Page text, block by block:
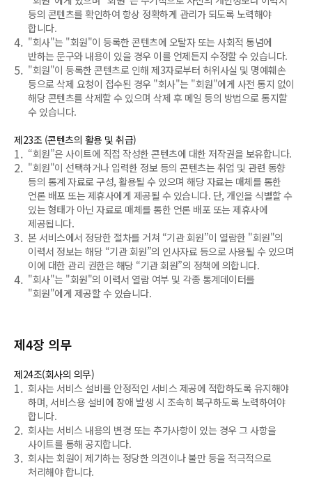
등의 콘텐츠를 확인하여 항상 정확하게 관리가 되도록 노력해야
합니다.
4. "회사"는 "회원"이 등록한 콘텐츠에 오탈자 또는 사회적 통념에
반하는 문구와 내용이 있을 경우 이를 언제든지 수정할 수 있습니다.
5. "회원"이 등록한 콘텐츠로 인해 제3자로부터 허위사실 및 명예훼손
등으로 삭제 요청이 접수된 경우 "회사"는 "회원"에게 사전 통지 없이
해당 콘텐츠를 삭제할 수 있으며 삭제 후 메일 등의 방법으로 통지할
수 있습니다.
제23조 (콘텐츠의 활용 및 취급)
1. “회원”은 사이트에 직접 작성한 콘텐츠에 대한 저작권을 보유합니다.
2. "회원"이 선택하거나 입력한 정보 등의 콘텐츠는 취업 및 관련 동향
등의 통계 자료로 구성, 활용될 수 있으며 해당 자료는 매체를 통한
언론 배포 또는 제휴사에게 제공될 수 있습니다. 단, 개인을 식별할 수
있는 형태가 아닌 자료로 매체를 통한 언론 배포 또는 제휴사에
제공됩니다.
3. 본 서비스에서 정당한 절차를 거쳐 “기관 회원”이 열람한 "회원"의
이력서 정보는 해당 “기관 회원”의 인사자료 등으로 사용될 수 있으며
이에 대한 관리 권한은 해당 “기관 회원”의 정책에 의합니다.
4. "회사"는 "회원"의 이력서 열람 여부 및 각종 통계데이터를
"회원"에게 제공할 수 있습니다.
제4장 의무
제24조(회사의 의무)
1. 회사는 서비스 설비를 안정적인 서비스 제공에 적합하도록 유지해야
하며, 서비스용 설비에 장애 발생 시 조속히 복구하도록 노력하여야
합니다.
2. 회사는 서비스 내용의 변경 또는 추가사항이 있는 경우 그 사항을
사이트를 통해 공지합니다.
3. 회사는 회원이 제기하는 정당한 의견이나 불만 등을 적극적으로
처리해야 합니다.